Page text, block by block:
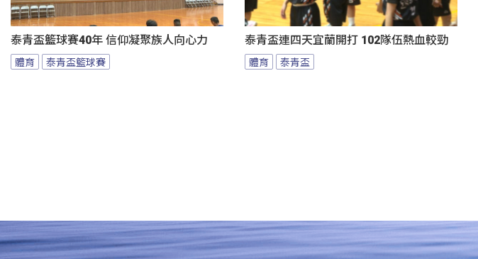
泰青盃籃球賽40年 信仰凝聚族人向心力
體育 泰青盃籃球賽
泰青盃連四天宜蘭開打 102隊伍熱血較勁
體育 泰青盃